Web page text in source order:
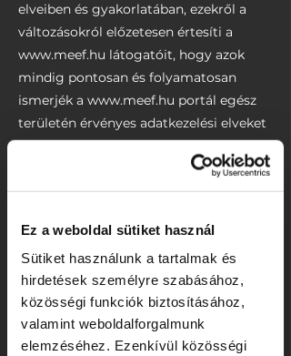
Ez a weboldal sütiket használ
Sütiket használunk a tartalmak és
hirdetések személyre szabásához,
közösségi funkciók biztosításához,
valamint weboldalforgalmunk
elemzéséhez. Ezenkívül közösségi
elveiben és gyakorlatában, ezekről a
változásokról előzetesen értesíti a
www.meef.hu látogatóit, hogy azok
mindig pontosan és folyamatosan
ismerjék a www.meef.hu portál egész
területén érvényes adatkezelési elveket
és gyakorlatot.
1.4. A MEEF ezzel vállalja, hogy a
személyes adatok kezeléséről és
mindig a ténylegesen alkalmazott
elveket és a valóságos gyakorlatot
tükrözi.
3. A személyes adatokkal kapcsolatos